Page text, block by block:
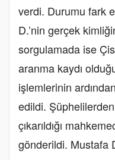
verdi. Durumu fark
D.’nin gerçek
sorgulamada ise
aranma kaydı
işlemlerinin
edildi.
çıkarıldığı
gönderildi. Mustafa